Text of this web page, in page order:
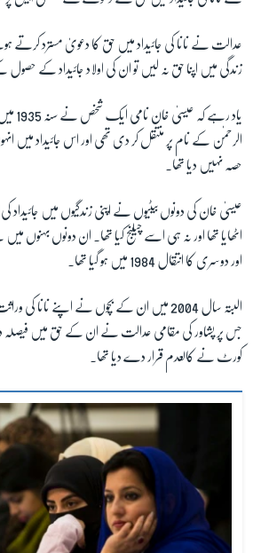
عدالت نے نانا کی جائیداد میں حق کا دعویٰ مسترد کرتے
زندگی میں اپنا حق نہ لیں تو ان کی اولاد جائیداد کے
یاد
الرحمٰن کے نام پر منتقل کر دی تھی اور اس جائیداد میں
حصہ نہیں دیا تھا۔
عیسیٰ خان کی دونوں بیٹیوں نے اپنی زندگیوں میں جائیداد
اور دوسری کا انتقال 1984 میں ہو گیا تھا۔
البتہ سال 2004 میں ان کے بچوں نے اپنے نانا
جس پر پشاور کی مقامی عدالت نے ان کے حق میں فیصلہ دیا
کورٹ نے کالعدم قرار دے دیا تھا۔